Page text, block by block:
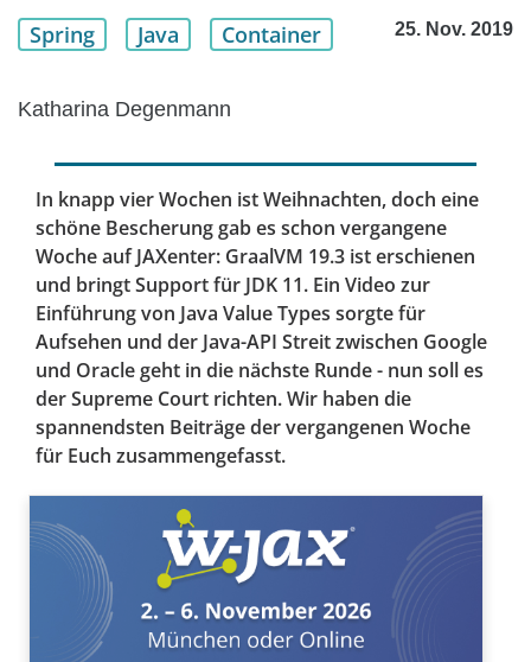
Spring Java Container 25. Nov. 2019
Katharina Degenmann
In knapp vier Wochen ist Weihnachten, doch eine
schöne Bescherung gab es schon vergangene
Woche auf JAXenter: GraalVM 19.3 ist erschienen
und bringt Support für JDK 11. Ein Video zur
Einführung von Java Value Types sorgte für
Aufsehen und der Java-API Streit zwischen Google
und Oracle geht in die nächste Runde - nun soll es
der Supreme Court richten. Wir haben die
spannendsten Beiträge der vergangenen Woche
für Euch zusammengefasst.